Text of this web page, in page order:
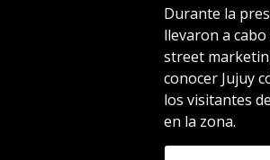
Durante la
llevaron a
street
conocer Jujuy
los visitantes
en la zona.